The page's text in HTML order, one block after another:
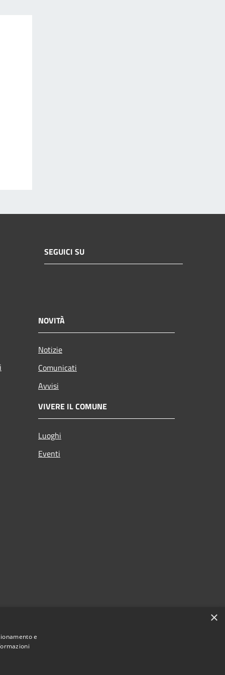
SEGUICI SU
NOVITÀ
Notizie
Comunicati
Avvisi
VIVERE IL COMUNE
Luoghi
Eventi
×
e